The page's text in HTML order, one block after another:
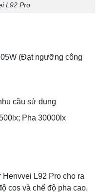
L92 Pro
(Đạt ngưỡng công
cầu sử dụng
Pha 30000lx
L92 Pro cho ra
cos và chế độ pha cao,